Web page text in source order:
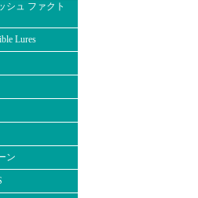
シュ ファクト
Lures
ン